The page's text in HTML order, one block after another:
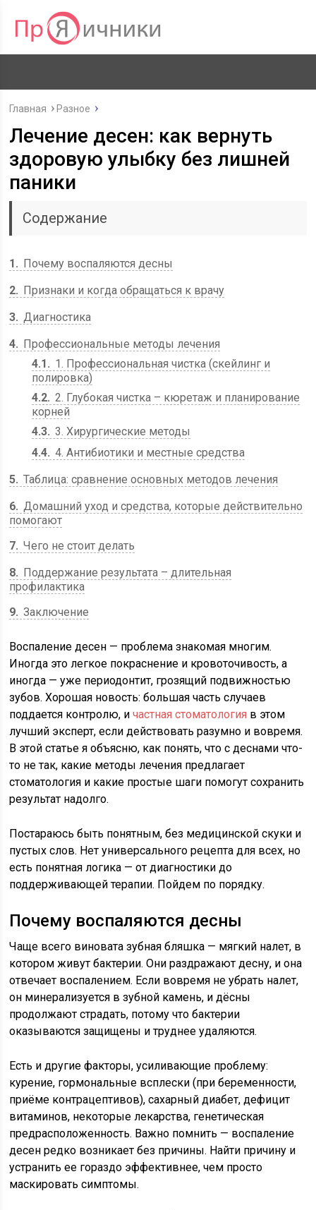
Главная Разное
Лечение десен: как вернуть
здоровую улыбку без лишней
паники
Содержание
1
Почему воспаляются десны
2
Признаки и когда обращаться к врачу
3 Диагностика
4
Профессиональные методы лечения
4.1
1. Профессиональная чистка (скейлинг и
полировка)
4.2 2. Глубокая чистка – кюретаж и планирование
корней
4.3 3. Хирургические методы
4.4 4. Антибиотики и местные средства
5 Таблица: сравнение основных методов лечения
6 Домашний уход и средства, которые действительно
помогают
7 Чего не стоит делать
8
Поддержание результата – длительная
профилактика
9 Заключение
Воспаление десен — проблема знакомая многим.
Иногда это легкое покраснение и кровоточивость, а
иногда — уже периодонтит, грозящий подвижностью
зубов. Хорошая новость: большая часть случаев
поддается контролю, ичастная стоматология в этом
лучший эксперт, если действовать разумно и вовремя.
В этой статье я объясню, как понять, что с деснами что-
то не так, какие методы лечения предлагает
стоматология и какие простые шаги помогут сохранить
результат надолго.
Постараюсь быть понятным, без медицинской скуки и
пустых слов. Нет универсального рецепта для всех, но
есть понятная логика — от диагностики до
поддерживающей терапии. Пойдем по порядку.
Почему воспаляются десны
Чаще всего виновата зубная бляшка — мягкий налет, в
котором живут бактерии. Они раздражают десну, и она
отвечает воспалением. Если вовремя не убрать налет,
он минерализуется в зубной камень, и дёсны
продолжают страдать, потому что бактерии
оказываются защищены и труднее удаляются.
Есть и другие факторы, усиливающие проблему:
курение, гормональные всплески (при беременности,
приёме контрацептивов), сахарный диабет, дефицит
витаминов, некоторые лекарства, генетическая
предрасположенность. Важно помнить — воспаление
десен редко возникает без причины. Найти причину и
устранить ее гораздо эффективнее, чем просто
маскировать симптомы.